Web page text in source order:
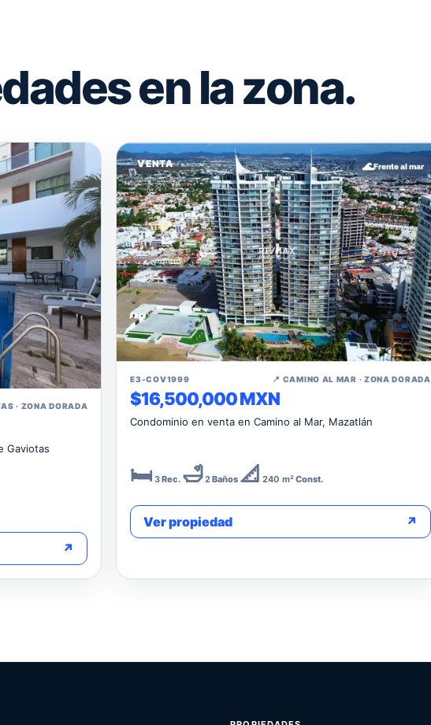
en la zona.
↗
· ZONA DORADA
Gaviotas
↗
VENTA 🌊Frente al mar
↗
E3-COV1999 📍 CAMINO AL MAR · ZONA DORADA
$16,500,000 MXN
Condominio en venta en Camino al Mar, Mazatlán
🛏️ 3Rec. 🛁2Baños 📐 240 m²Const.
Ver propiedad ↗